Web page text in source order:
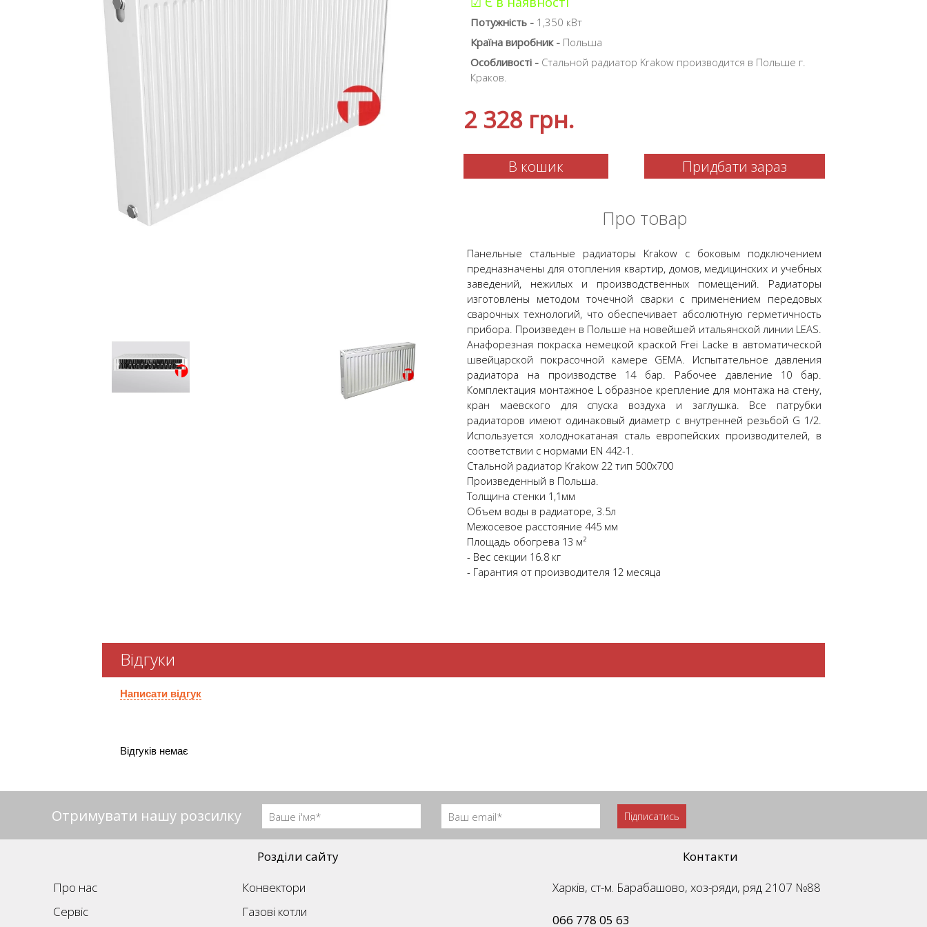
Потужність - 1,350 кВт
Країна виробник - Польша
Особливості - Стальной радиатор Krakow производится в Польше г.
Краков.
2 328грн.
В кошик Придбати зараз
Про товар
Панельные стальные радиаторы Krakow с боковым подключением
предназначены для отопления квартир, домов, медицинских и учебных
заведений, нежилых и производственных помещений. Радиаторы
изготовлены методом точечной сварки с применением передовых
сварочных технологий, что обеспечивает абсолютную герметичность
прибора. Произведен в Польше на новейшей итальянской линии LEAS.
Анафорезная покраска немецкой краской Frei Lacke в автоматической
швейцарской покрасочной камере GEMA. Испытательное давления
радиатора на производстве 14 бар. Рабочее давление 10 бар.
Комплектация монтажное L образное крепление для монтажа на стену,
кран маевского для спуска воздуха и заглушка. Все патрубки
радиаторов имеют одинаковый диаметр с внутренней резьбой G 1/2.
Используется холоднокатаная сталь европейских производителей, в
соответствии с нормами EN 442-1.
Стальной радиатор Krakow 22 тип 500х700
Произведенный в Польша.
Толщина стенки 1,1мм
Объем воды в радиаторе, 3.5л
Межосевое расстояние 445 мм
Площадь обогрева 13 м²
- Вес секции 16.8 кг
- Гарантия от производителя 12 месяца
Відгуки
Написати відгук
Відгуків немає
Отримувати нашу розсилку Підписатись
Розділи сайту
Про нас
Конвектори
Сервіс
Газові котли
Контакти
Харків, ст-м. Барабашово, хоз-ряди, ряд 2107 №88
066 778 05 63